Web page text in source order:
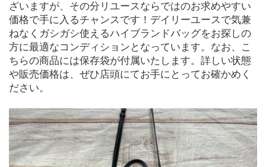
ざいますが、その分リユースならではのお求めやすい
価格で手に入るチャンスです！デイリーユースで気兼
ねなくガシガシ使えるハイブランドバッグをお探しの
方に最適なコンディションとなっています。なお、こ
ちらの商品には保存袋が付属いたします。詳しい状態
や販売価格は、ぜひ店頭にてお手にとってお確かめく
ださい。